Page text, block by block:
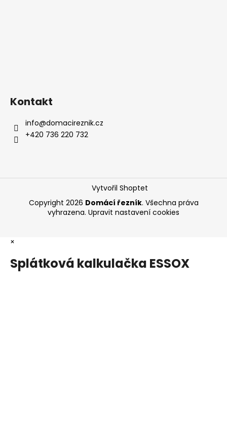
Kontakt
info@domacireznik.cz
+420 736 220 732
Vytvořil Shoptet
Copyright 2026 Domácí řezník. Všechna práva
vyhrazena. Upravit nastavení cookies
×
Splátková kalkulačka ESSOX